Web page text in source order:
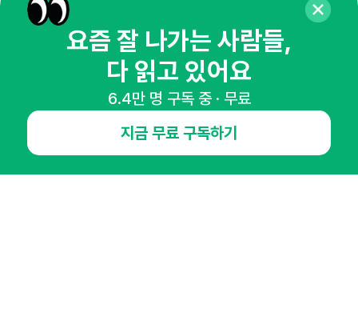
뉴스레터 구독하기
오픈애즈란
요즘 잘 나가는 사람들,
다 읽고 있어요
6.4만 명 구독 중 · 무료
지금 무료 구독하기